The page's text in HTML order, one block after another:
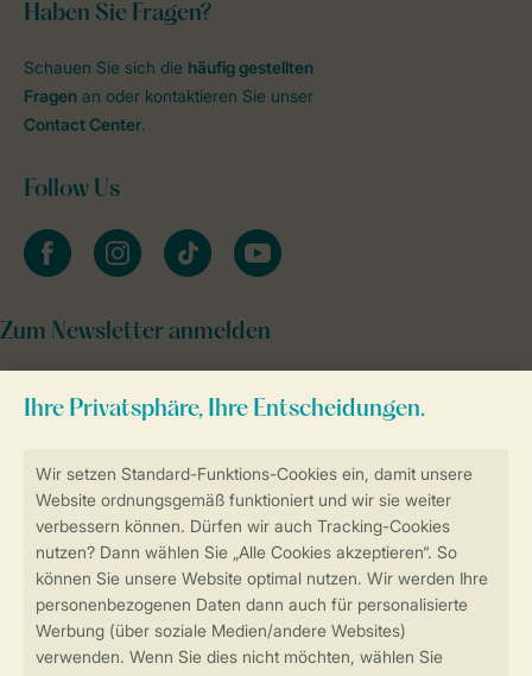
Sicher und schnell zur Online-Buchung
Sichere Datenübertragung
Sicheres Bezahlen
Haben Sie Fragen?
Schauen Sie sich die häufig gestellten
Fragen an oder kontaktieren Sie unser
Contact Center.
Follow Us
facebookinstagramtiktok youtube
Zum Newsletter anmelden